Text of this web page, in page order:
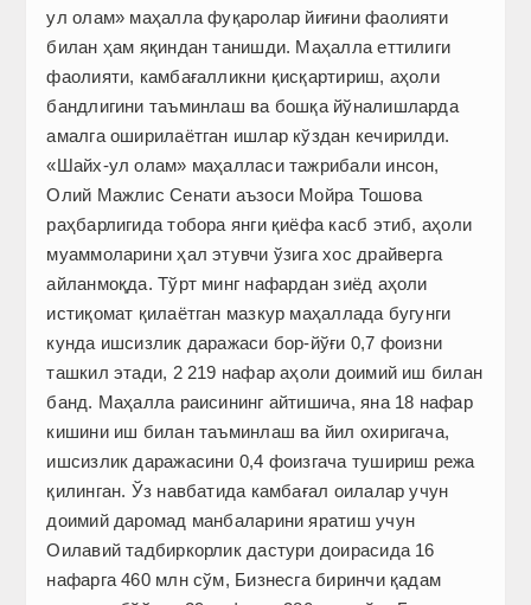
ул олам» маҳалла фуқаролар йиғини фаолияти
билан ҳам яқиндан танишди. Маҳалла еттилиги
фаолияти, камбағалликни қисқартириш, аҳоли
бандлигини таъминлаш ва бошқа йўналишларда
амалга оширилаётган ишлар кўздан кечирилди.
«Шайх-ул олам» маҳалласи тажрибали инсон,
Олий Мажлис Сенати аъзоси Мойра Тошова
раҳбарлигида тобора янги қиёфа касб этиб, аҳоли
муаммоларини ҳал этувчи ўзига хос драйверга
айланмоқда. Тўрт минг нафардан зиёд аҳоли
истиқомат қилаётган мазкур маҳаллада бугунги
кунда ишсизлик даражаси бор-йўғи 0,7 фоизни
ташкил этади, 2 219 нафар аҳоли доимий иш билан
банд. Маҳалла раисининг айтишича, яна 18 нафар
кишини иш билан таъминлаш ва йил охиригача,
ишсизлик даражасини 0,4 фоизгача тушириш режа
қилинган. Ўз навбатида камбағал оилалар учун
доимий даромад манбаларини яратиш учун
Оилавий тадбиркорлик дастури доирасида 16
нафарга 460 млн сўм, Бизнесга биринчи қадам